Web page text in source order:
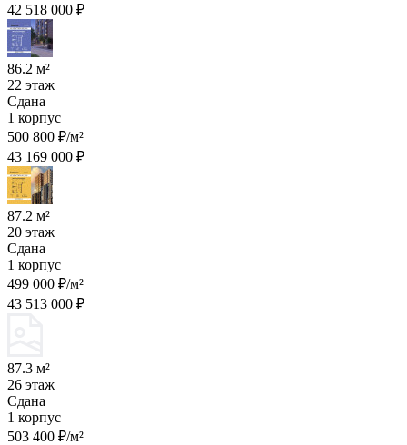
42 518 000 ₽
86.2 м²
22 этаж
Сдана
1 корпус
500 800 ₽/м²
43 169 000 ₽
87.2 м²
20 этаж
Сдана
1 корпус
499 000 ₽/м²
43 513 000 ₽
87.3 м²
26 этаж
Сдана
1 корпус
503 400 ₽/м²